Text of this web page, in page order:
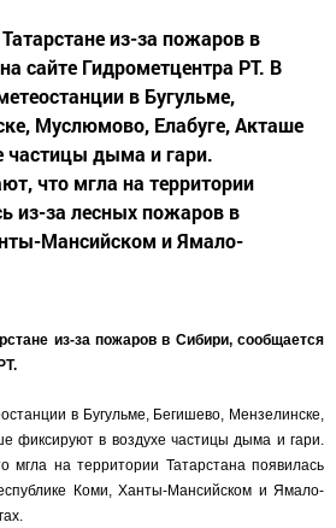
из-за пожаров в
сайте Гидрометцентра РТ. В
в Бугульме,
Муслюмово, Елабуге, Акташе
частицы дыма и гари.
что мгла на территории
из-за лесных пожаров в
Мансийском и Ямало-
из-за пожаров в Сибири, сообщается
в Бугульме, Бегишево, Мензелинске,
фиксируют в воздухе частицы дыма и гари.
мгла на территории Татарстана появилась
Коми, Ханты-Мансийском и Ямало-